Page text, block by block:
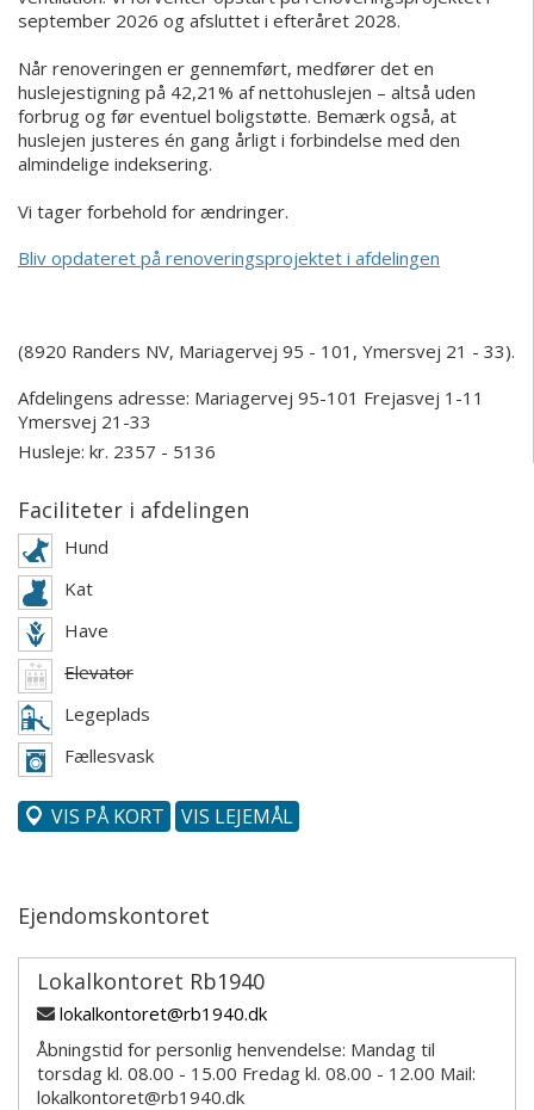
september 2026 og afsluttet i efteråret 2028.
Når renoveringen er gennemført, medfører det en
huslejestigning på 42,21% af nettohuslejen – altså uden
forbrug og før eventuel boligstøtte. Bemærk også, at
huslejen justeres én gang årligt i forbindelse med den
almindelige indeksering.
Vi tager forbehold for ændringer.
Bliv opdateret på renoveringsprojektet i afdelingen
(8920 Randers NV, Mariagervej 95 - 101, Ymersvej 21 - 33).
Afdelingens adresse: Mariagervej 95-101 Frejasvej 1-11
Ymersvej 21-33
Husleje: kr. 2357 - 5136
Faciliteter i afdelingen
Hund
Kat
Have
Elevator
Legeplads
Fællesvask
VIS PÅ KORT VIS LEJEMÅL
Ejendomskontoret
Lokalkontoret Rb1940
lokalkontoret@rb1940.dk
Åbningstid for personlig henvendelse: Mandag til
torsdag kl. 08.00 - 15.00 Fredag kl. 08.00 - 12.00 Mail:
lokalkontoret@rb1940.dk